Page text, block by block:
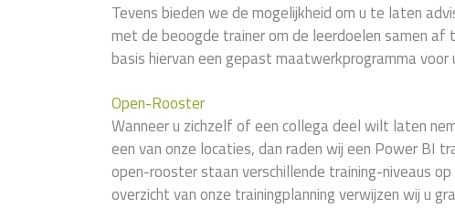
Tevens bieden we de mogelijkheid om u te laten
met de beoogde trainer om de leerdoelen samen af
basis hiervan een gepast maatwerkprogramma voor
Open-Rooster
Wanneer u zichzelf of een collega deel wilt laten
een van onze locaties, dan raden wij een Power BI
open-rooster staan verschillende training-niveaus
overzicht van onze trainingplanning verwijzen wij u